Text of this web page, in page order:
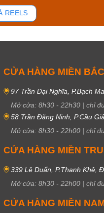
44
REELS
CỬA HÀNG MIỀN BẮC
97 Trần Đại Nghĩa, P.Bạch
Mở cửa: 8h30 - 22h30 | chỉ
58 Trần Đăng Ninh, P.Cầu
Mở cửa: 8h30 - 22h00 | chỉ
CỬA HÀNG MIỀN
339 Lê Duẩn, P.Thanh Khê,
Mở cửa: 8h30 - 22h00 | chỉ
CỬA HÀNG MIỀN